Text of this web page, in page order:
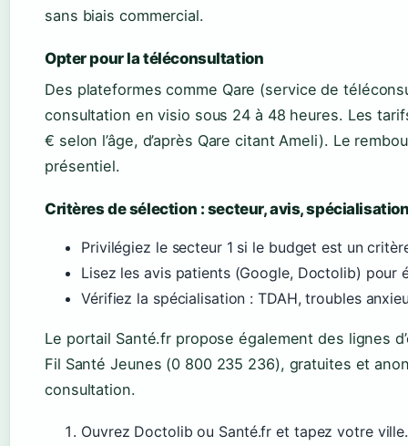
sans biais commercial.
Opter pour la téléconsultation
Des plateformes comme Qare (service de
consultation en visio sous 24 à 48 heures. Les
€ selon l’âge, d’après Qare citant Ameli). Le
présentiel.
Critères de sélection : secteur, avis,
Privilégiez le secteur 1 si le budget est un
Lisez les avis patients (Google, Doctolib) pour
Vérifiez la spécialisation : TDAH, troubles
Le portail Santé.fr propose également des lignes
Fil Santé Jeunes (0 800 235 236), gratuites et
consultation.
Ouvrez Doctolib ou Santé.fr et tapez votre ville.